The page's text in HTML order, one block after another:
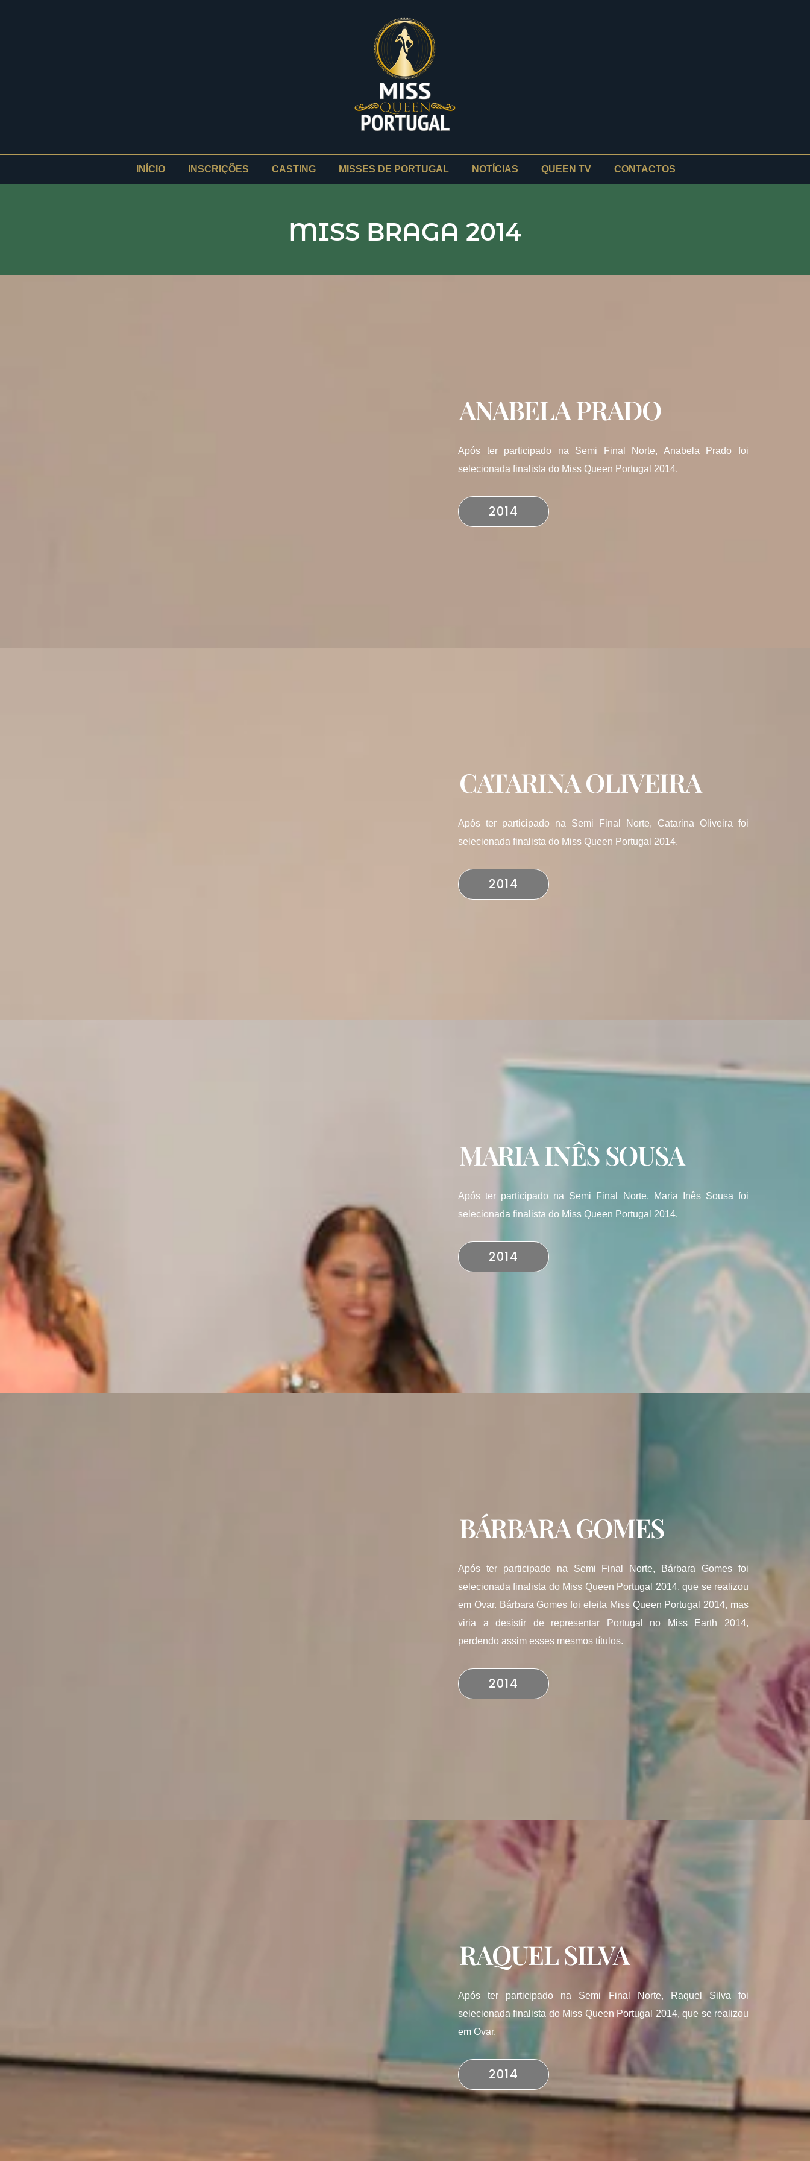
INÍCIO INSCRIÇÕES CASTING MISSES DE PORTUGAL NOTÍCIAS QUEEN TV CONTACTOS
MISS BRAGA 2014
ANABELA PRADO
Após ter participado na Semi Final Norte, Anabela Prado foi
selecionada finalista do Miss Queen Portugal 2014.
2014
CATARINA OLIVEIRA
Após ter participado na Semi Final Norte, Catarina Oliveira foi
selecionada finalista do Miss Queen Portugal 2014.
2014
MARIA INÊS SOUSA
Após ter participado na Semi Final Norte, Maria Inês Sousa foi
selecionada finalista do Miss Queen Portugal 2014.
2014
BÁRBARA GOMES
Após ter participado na Semi Final Norte, Bárbara Gomes foi
selecionada finalista do Miss Queen Portugal 2014, que se realizou
em Ovar. Bárbara Gomes foi eleita Miss Queen Portugal 2014, mas
viria a desistir de representar Portugal no Miss Earth 2014,
perdendo assim esses mesmos títulos.
2014
RAQUEL SILVA
Após ter participado na Semi Final Norte, Raquel Silva foi
selecionada finalista do Miss Queen Portugal 2014, que se realizou
em Ovar.
2014